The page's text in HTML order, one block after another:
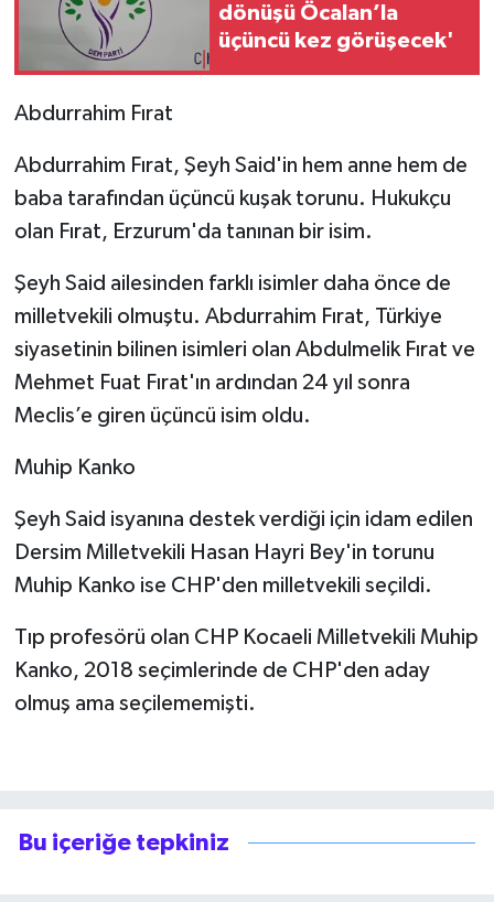
dönüşü Öcalan’la
üçüncü kez görüşecek'
Abdurrahim Fırat
Abdurrahim Fırat, Şeyh Said'in hem anne hem de
baba tarafından üçüncü kuşak torunu. Hukukçu
olan Fırat, Erzurum'da tanınan bir isim.
Şeyh Said ailesinden farklı isimler daha önce de
milletvekili olmuştu. Abdurrahim Fırat, Türkiye
siyasetinin bilinen isimleri olan Abdulmelik Fırat ve
Mehmet Fuat Fırat'ın ardından 24 yıl sonra
Meclis’e giren üçüncü isim oldu.
Muhip Kanko
Şeyh Said isyanına destek verdiği için idam edilen
Dersim Milletvekili Hasan Hayri Bey'in torunu
Muhip Kanko ise CHP'den milletvekili seçildi.
Tıp profesörü olan CHP Kocaeli Milletvekili Muhip
Kanko, 2018 seçimlerinde de CHP'den aday
olmuş ama seçilememişti.
Bu içeriğe tepkiniz